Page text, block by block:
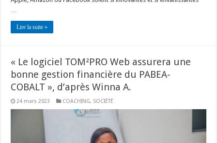
Lire la suite »
« Le logiciel TOM²PRO Web assurera une
bonne gestion financière du PABEA-
COBALT », d’après Winna A.
24 mars 2023 COACHING, SOCIÉTÉ